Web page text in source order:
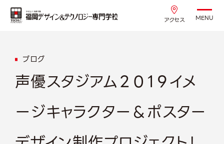
アクセス MENU
ブログ
声優スタジアム２０１９イメ
ージキャラクター＆ポスター